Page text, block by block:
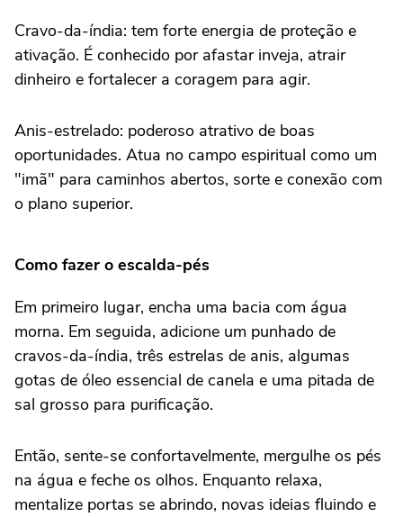
Cravo-da-índia: tem forte energia de proteção e
ativação. É conhecido por afastar inveja, atrair
dinheiro e fortalecer a coragem para agir.
Anis-estrelado: poderoso atrativo de boas
oportunidades. Atua no campo espiritual como um
"imã" para caminhos abertos, sorte e conexão com
o plano superior.
Como fazer o escalda-pés
Em primeiro lugar, encha uma bacia com água
morna. Em seguida, adicione um punhado de
cravos-da-índia, três estrelas de anis, algumas
gotas de óleo essencial de canela e uma pitada de
sal grosso para purificação.
Então, sente-se confortavelmente, mergulhe os pés
na água e feche os olhos. Enquanto relaxa,
mentalize portas se abrindo, novas ideias fluindo e